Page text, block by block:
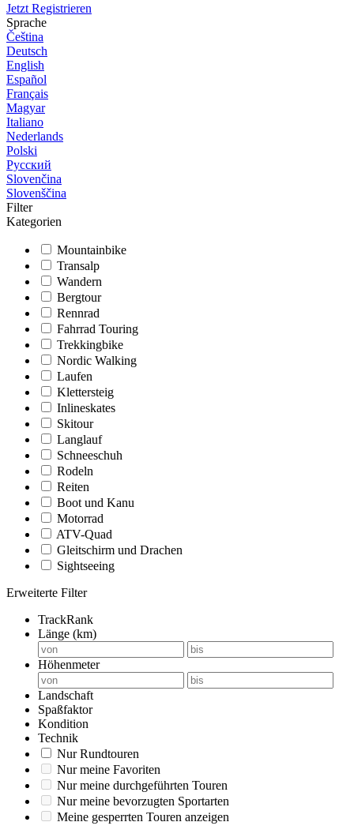
Jetzt Registrieren
Sprache
Čeština
Deutsch
English
Español
Français
Magyar
Italiano
Nederlands
Polski
Русский
Slovenčina
Slovenščina
Filter
Kategorien
Mountainbike
Transalp
Wandern
Bergtour
Rennrad
Fahrrad Touring
Trekkingbike
Nordic Walking
Laufen
Klettersteig
Inlineskates
Skitour
Langlauf
Schneeschuh
Rodeln
Reiten
Boot und Kanu
Motorrad
ATV-Quad
Gleitschirm und Drachen
Sightseeing
Erweiterte Filter
TrackRank
Länge (km)
Höhenmeter
Landschaft
Spaßfaktor
Kondition
Technik
Nur Rundtouren
Nur meine Favoriten
Nur meine durchgeführten Touren
Nur meine bevorzugten Sportarten
Meine gesperrten Touren anzeigen